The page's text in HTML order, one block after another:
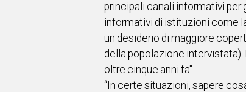
principali canali informativi per
informativi di istituzioni come
un desiderio di maggiore
della popolazione intervistata).
oltre cinque anni fa".
“In certe situazioni, sapere